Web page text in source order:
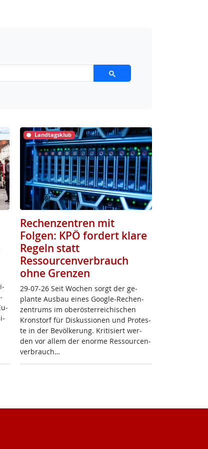
Landtagsklub
Rechenzentren mit
Folgen: KPÖ fordert klare
Regeln statt
Ressourcenverbrauch
ohne Grenzen
29-07-26 Seit Wo­chen sorgt der ge­
plan­te Aus­bau ei­nes Goog­le-Re­chen­
zen­trums im ober­ös­t­er­rei­chi­schen
Kron­s­torf für Dis­kus­sio­nen und Pro­tes­
te in der Be­völ­ke­rung. Kri­ti­siert wer­
den vor al­lem der enor­me Res­sour­cen­
ver­brauch…